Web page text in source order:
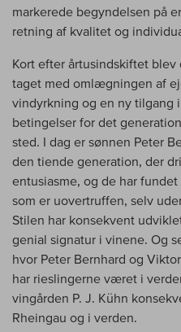
markerede begyndelsen på
retning af kvalitet og
Kort efter årtusindskiftet
taget med omlægningen af
vindyrkning og en ny tilgang
betingelser for det
sted. I dag er sønnen Peter
den tiende generation, der
entusiasme, og de har
som er uovertruffen, selv
Stilen har konsekvent
genial signatur i vinene. Og
hvor Peter Bernhard og
har rieslingerne været i
vingården P. J. Kühn
Rheingau og i verden.